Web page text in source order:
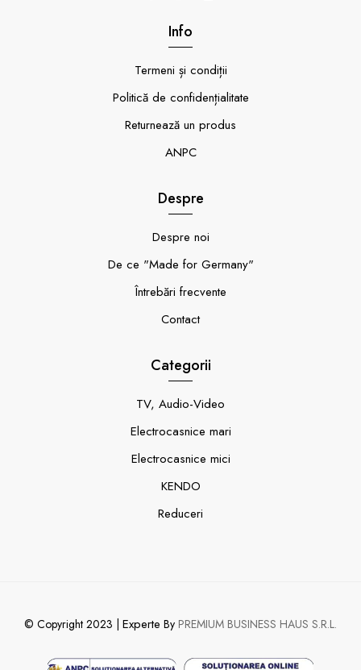
Info
Termeni și condiții
Politică de confidențialitate
Returnează un produs
ANPC
Despre
Despre noi
De ce "Made for Germany"
Întrebări frecvente
Contact
Categorii
TV, Audio-Video
Electrocasnice mari
Electrocasnice mici
KENDO
Reduceri
© Copyright 2023 | Experte By PREMIUM BUSINESS HAUS S.R.L.